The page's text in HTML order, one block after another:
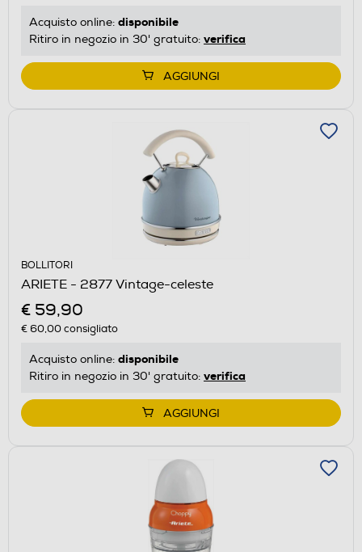
Acquisto online: disponibile
Ritiro in negozio in 30' gratuito: verifica
AGGIUNGI
BOLLITORI
ARIETE - 2877 Vintage-celeste
€ 59,90
€ 60,00consigliato
Acquisto online: disponibile
Ritiro in negozio in 30' gratuito: verifica
AGGIUNGI